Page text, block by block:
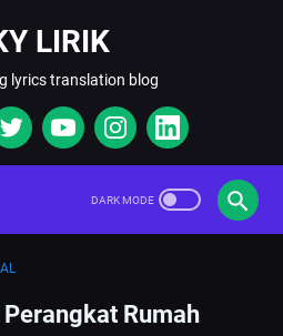
LIRIK
lyrics translation blog
Rumah